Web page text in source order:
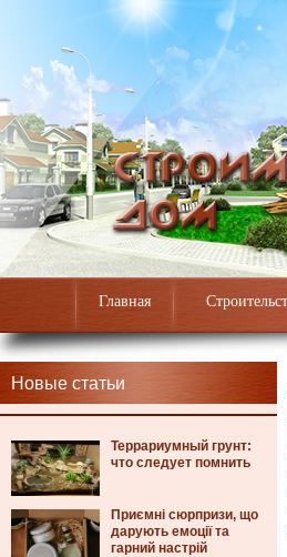
Главная
Новые статьи
Террариумный грунт:
что следует помнить
Приємні сюрпризи, що
дарують емоції та
гарний настрій